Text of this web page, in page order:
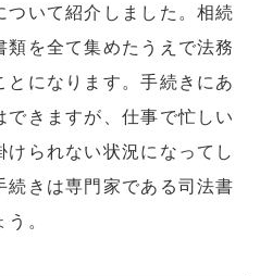
いて紹介しました。相続
を全て集めたうえで法務
とになります。手続きにあ
きますが、仕事で忙しい
られない状況になってし
続きは専門家である司法書
。